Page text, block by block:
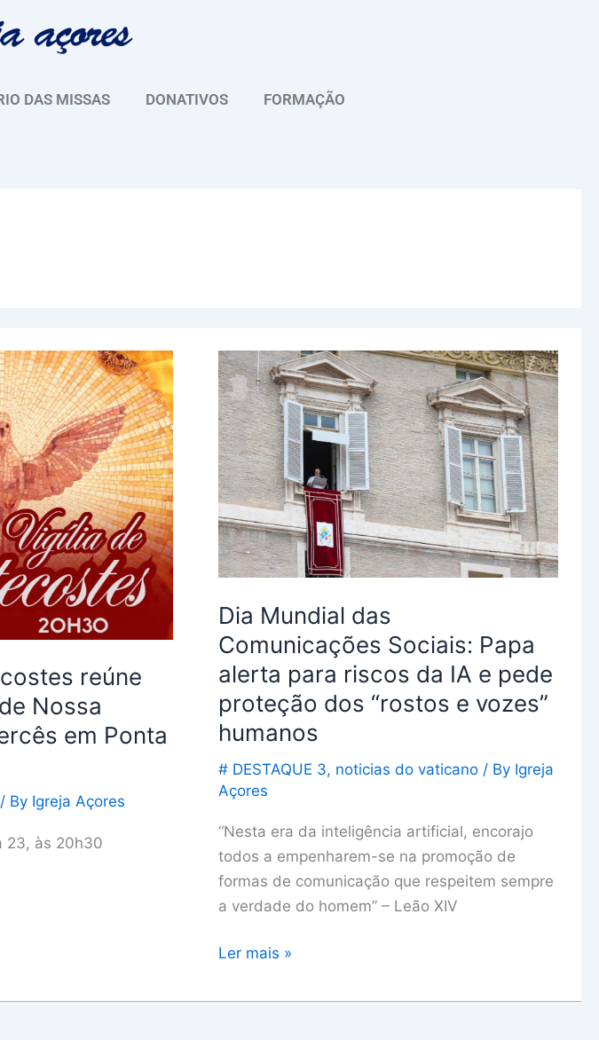
DAS MISSAS DONATIVOS FORMAÇÃO
reúne
Nossa
em Ponta
/ By Igreja Açores
23, às 20h30
Dia Mundial das
Comunicações Sociais: Papa
alerta para riscos da IA e pede
proteção dos “rostos e vozes”
humanos
# DESTAQUE 3, noticias do vaticano/ By Igreja
Açores
“Nesta era da inteligência artificial, encorajo
todos a empenharem-se na promoção de
formas de comunicação que respeitem sempre
a verdade do homem” – Leão XIV
Dia
Mundial
das
Comunicações
Sociais:
Papa
alerta
para
riscos
IA
e
proteção
dos
“rostos
e
vozes”
Ler mais »